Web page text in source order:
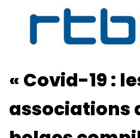
« Covid-19 :
associations